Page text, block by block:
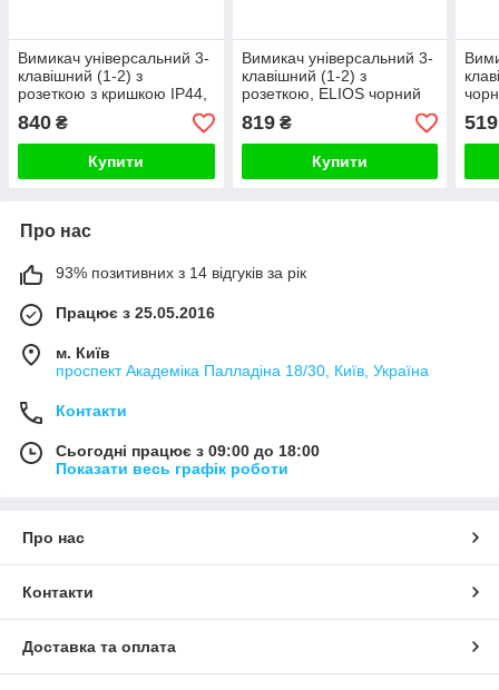
Вимикач універсальний 3-
клавішний (1-2) з
розеткою з кришкою IP44,
заземлення, ELIOS,
чорний скло
840 ₴
Купити
Вимикач універсальний 3-
клавішний (1-2) з
розеткою, ELIOS чорний
скло
819₴
Купити
519
Про нас
93% позитивних з 14 відгуків за рік
Працює з 25.05.2016
м. Київ
проспект Академіка Палладіна 18/30, Київ, Україна
Контакти
Сьогодні працює з 09:00 до 18:00
Показати весь графік роботи
Про нас
Контакти
Доставка та оплата